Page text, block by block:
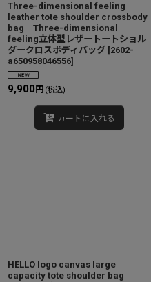
Three-dimensional feeling
leather tote shoulder crossbody
bag Three-dimensional
feeling立体型レザートートショル
ダークロスボディバッグ [2602-
a650958046556]
9,900 円 (税込)
カートに入れる
HELLO logo canvas large
capacity tote shoulder bag